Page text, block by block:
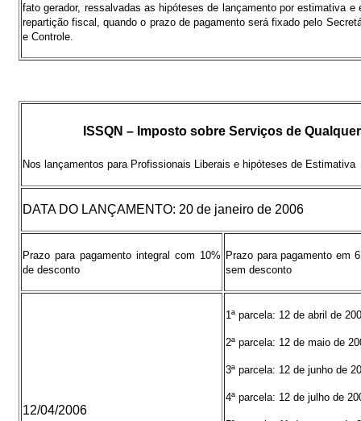
fato gerador, ressalvadas as hipóteses de lançamento por estimativa
repartição fiscal, quando o prazo de pagamento será fixado pelo
e Controle.
ISSQN – Imposto sobre Serviços de
Nos lançamentos para Profissionais Liberais e hipóteses de Estimativa
DATA DO LANÇAMENTO: 20 de janeiro de 2006
Prazo para pagamento integral com 10%
de desconto
Prazo para pagamento em
sem desconto
12/04/2006
1ª parcela: 12 de abril de
2ª parcela: 12 de maio de
3ª parcela: 12 de junho de
4ª parcela: 12 de julho de